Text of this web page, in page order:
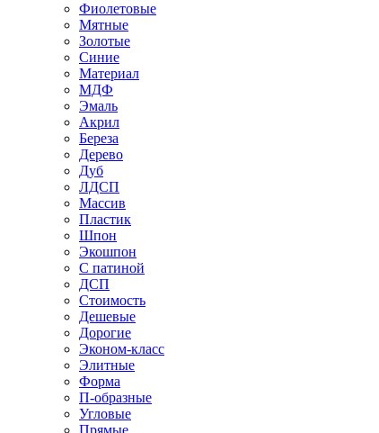
Фиолетовые
Мятные
Золотые
Синие
Материал
МДФ
Эмаль
Акрил
Береза
Дерево
Дуб
ЛДСП
Массив
Пластик
Шпон
Экошпон
С патиной
ДСП
Стоимость
Дешевые
Дорогие
Эконом-класс
Элитные
Форма
П-образные
Угловые
Прямые